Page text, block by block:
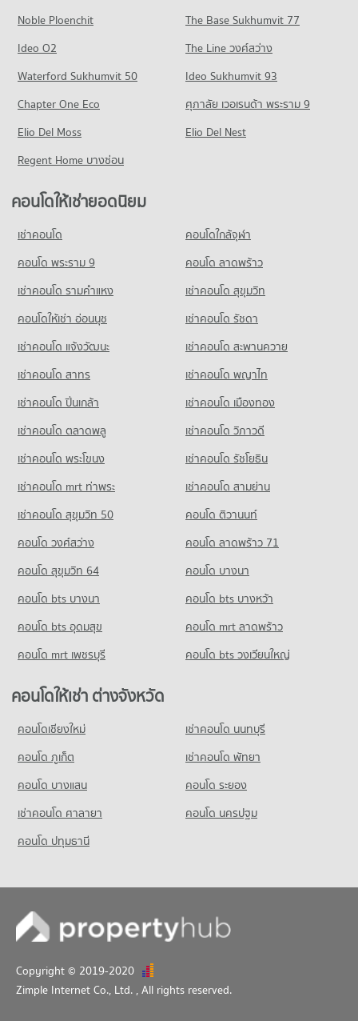
423 โครงการ
คอนโดให้เช่า เทสโก้โลตัส บางใหญ่
มีคอนโดขาย 1,048 ประกาศ
คอนโด แม็คโคร นครอินทร์
คอนโดให้เช่า แม็คโคร นครอินทร์
มีคอนโดให้เช่า 243 ประกาศ
มีคอนโดขาย 715 ประกาศ
คอนโด โฮมโปร ราชพฤกษ์
381 โครงการ
คอนโดให้เช่า โฮมโปร ราชพฤกษ์
มีคอนโดให้เช่า 202 ประกาศ
ขายคอนโด โฮมโปร ราชพฤกษ์
มีคอนโดขาย 770 ประกาศ
คอนโด แม็คโคร นนทบุรี
คอนโดให้เช่า แม็คโคร นนทบุรี
มีคอนโดให้เช่า 178 ประกาศ
ขายคอนโด แม็คโคร นนทบุรี
มีคอนโดขาย 478 ประกาศ
ขายคอนโด ถนนราชพฤกษ์
มีคอนโดขาย 904 ประกาศ
คอนโด ถนนบางกรวย-ไทรน้อย
มีคอนโดให้เช่า 50 ประกาศ
ขายคอนโด ถนนบางกรวย-ไทรน้อย
มีคอนโดขาย 365 ประกาศ
คอนโด บิ๊กซี ราชพฤกษ์
มีคอนโดให้เช่า 133 ประกาศ
ขายคอนโด บิ๊กซี ราชพฤกษ์
มีคอนโดขาย 568 ประกาศ
Noble Ploenchit
The Base Sukhumvit 77
Ideo O2
The Line วงศ์สว่าง
Waterford Sukhumvit 50
Ideo Sukhumvit 93
Chapter One Eco
ศุภาลัย เวอเรนด้า พระราม 9
Elio Del Moss
Elio Del Nest
Regent Home บางซ่อน
คอนโดให้เช่ายอดนิยม
เช่าคอนโด
คอนโดใกล้จุฬา
คอนโด พระราม 9
คอนโด ลาดพร้าว
เช่าคอนโด รามคําแหง
เช่าคอนโด สุขุมวิท
คอนโดให้เช่า อ่อนนุช
เช่าคอนโด รัชดา
เช่าคอนโด แจ้งวัฒนะ
เช่าคอนโด สะพานควาย
เช่าคอนโด สาทร
เช่าคอนโด พญาไท
เช่าคอนโด ปิ่นเกล้า
เช่าคอนโด เมืองทอง
เช่าคอนโด ตลาดพลู
เช่าคอนโด วิภาวดี
เช่าคอนโด พระโขนง
เช่าคอนโด รัชโยธิน
เช่าคอนโด mrt ท่าพระ
เช่าคอนโด สามย่าน
เช่าคอนโด สุขุมวิท 50
คอนโด ติวานนท์
คอนโด วงศ์สว่าง
คอนโด ลาดพร้าว 71
คอนโด สุขุมวิท 64
คอนโด บางนา
คอนโด bts บางนา
คอนโด bts บางหว้า
คอนโด bts อุดมสุข
คอนโด mrt ลาดพร้าว
คอนโด mrt เพชรบุรี
คอนโด bts วงเวียนใหญ่
คอนโดให้เช่า ต่างจังหวัด
คอนโดเชียงใหม่
เช่าคอนโด นนทบุรี
คอนโด ภูเก็ต
เช่าคอนโด พัทยา
คอนโด บางแสน
คอนโด ระยอง
เช่าคอนโด ศาลายา
คอนโด นครปฐม
คอนโด ปทุมธานี
Copyright © 2019-2020
Zimple Internet Co., Ltd. , All rights reserved.